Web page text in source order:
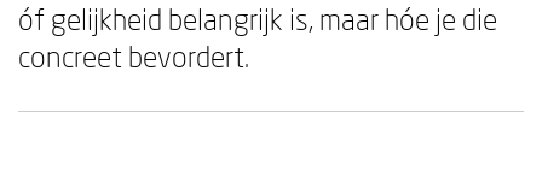
óf gelijkheid belangrijk is, maar hóe je die
concreet bevordert.